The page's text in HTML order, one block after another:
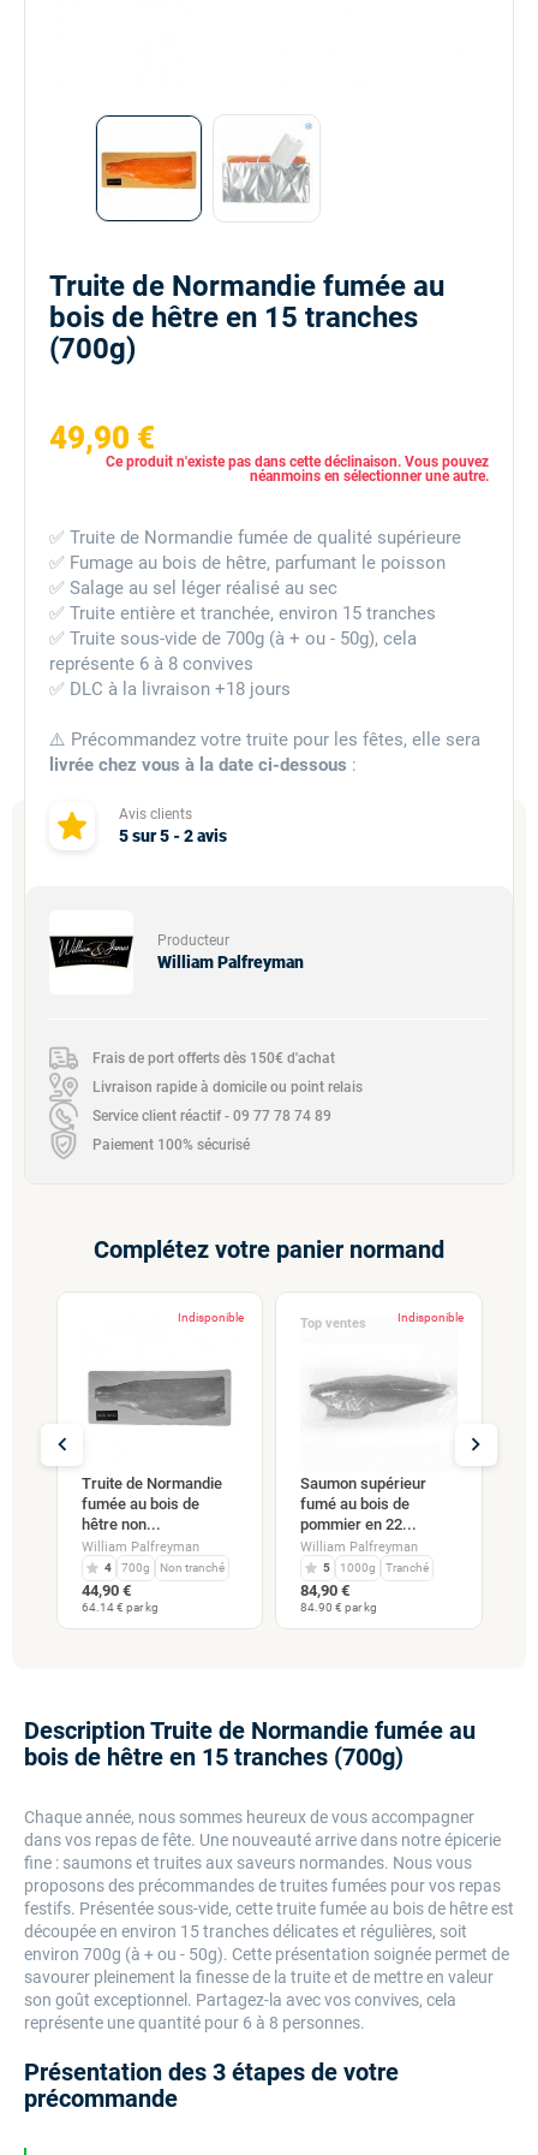
Truite de Normandie fumée au
bois de hêtre en 15 tranches
(700g)
Avis clients
5sur5 -2avis
✅ Truite de Normandie fumée de qualité supérieure
✅ Fumage au bois de hêtre, parfumant le poisson
✅ Salage au sel léger réalisé au sec
✅ Truite entière et tranchée, environ 15 tranches
✅ Truite sous-vide de 700g (à + ou - 50g), cela
représente 6 à 8 convives
✅ DLC à la livraison +18 jours
⚠️ Précommandez votre truite pour les fêtes, elle sera
livrée chez vous à la date ci-dessous :
49,90 €
Ce produit n'existe pas dans cette déclinaison. Vous pouvez
néanmoins en sélectionner une autre.
Producteur
William Palfreyman
Frais de port offerts dès 150€ d'achat
Livraison rapide à domicile ou point relais
Service client réactif - 09 77 78 74 89
Paiement 100% sécurisé
Complétez votre panier normand
Indisponible
Truite de Normandie
fumée au bois de
hêtre non...
William Palfreyman
4 700g Non tranché
44,90 €
64.14 € par kg
Top ventes Indisponible
Saumon supérieur
fumé au bois de
pommier en 22...
William Palfreyman
5 1000g Tranché
84,90 €
84.90 € par kg
chevron_left chevron_right
Description Truite de Normandie fumée au
bois de hêtre en 15 tranches (700g)
Chaque année, nous sommes heureux de vous accompagner
dans vos repas de fête. Une nouveauté arrive dans notre épicerie
fine : saumons et truites aux saveurs normandes. Nous vous
proposons des précommandes de truites fumées pour vos repas
festifs. Présentée sous-vide, cette truite fumée au bois de hêtre est
découpée en environ 15 tranches délicates et régulières, soit
environ 700g (à + ou - 50g). Cette présentation soignée permet de
savourer pleinement la finesse de la truite et de mettre en valeur
son goût exceptionnel. Partagez-la avec vos convives, cela
représente une quantité pour 6 à 8 personnes.
Présentation des 3 étapes de votre
précommande